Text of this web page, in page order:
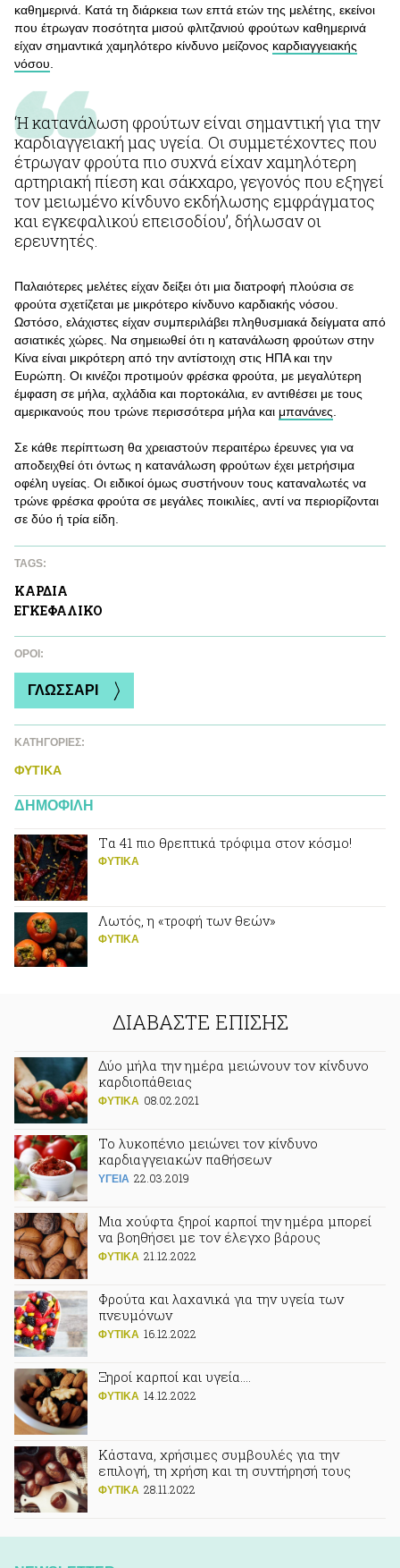
καθημερινά. Κατά τη διάρκεια των επτά ετών της μελέτης, εκείνοι
που έτρωγαν ποσότητα μισού φλιτζανιού φρούτων καθημερινά
είχαν σημαντικά χαμηλότερο κίνδυνο μείζονος καρδιαγγειακής
νόσου
‘Η κατανάλωση φρούτων είναι σημαντική για την
καρδιαγγειακή μας υγεία. Οι συμμετέχοντες που
έτρωγαν φρούτα πιο συχνά είχαν χαμηλότερη
αρτηριακή πίεση και σάκχαρο, γεγονός που εξηγεί
τον μειωμένο κίνδυνο εκδήλωσης εμφράγματος
και εγκεφαλικού επεισοδίου’, δήλωσαν οι
ερευνητές.
Παλαιότερες μελέτες είχαν δείξει ότι μια διατροφή πλούσια σε
φρούτα σχετίζεται με μικρότερο κίνδυνο καρδιακής νόσου.
Ωστόσο, ελάχιστες είχαν συμπεριλάβει πληθυσμιακά δείγματα από
ασιατικές χώρες. Να σημειωθεί ότι η κατανάλωση φρούτων στην
Κίνα είναι μικρότερη από την αντίστοιχη στις ΗΠΑ και την
Ευρώπη. Οι κινέζοι προτιμούν φρέσκα φρούτα, με μεγαλύτερη
έμφαση σε μήλα, αχλάδια και πορτοκάλια, εν αντιθέσει με τους
αμερικανούς που τρώνε περισσότερα μήλα και μπανάνες
Σε κάθε περίπτωση θα χρειαστούν περαιτέρω έρευνες για να
αποδειχθεί ότι όντως η κατανάλωση φρούτων έχει μετρήσιμα
οφέλη υγείας. Οι ειδικοί όμως συστήνουν τους καταναλωτές να
τρώνε φρέσκα φρούτα σε μεγάλες ποικιλίες, αντί να περιορίζονται
σε δύο ή τρία είδη.
TAGS:
ΚΑΡΔΙA
ΕΓΚΕΦΑΛΙΚΟ
ΌΡΟΙ:
ΓΛΩΣΣΑΡΙ
ΚΑΤΗΓΟΡΙΕΣ:
ΦΥΤΙΚA
ΔΗΜΟΦΙΛΗ
Tα 41 πιο θρεπτικά τρόφιμα στον κόσμο!
ΦΥΤΙΚA
Λωτός, η «τροφή των θεών»
ΦΥΤΙΚA
ΔΙΑΒΑΣΤΕ ΕΠΙΣΗΣ
Δύο μήλα την ημέρα μειώνουν τον κίνδυνο
καρδιοπάθειας
ΦΥΤΙΚA 08.02.2021
Το λυκοπένιο μειώνει τον κίνδυνο
καρδιαγγειακών παθήσεων
ΥΓΕΙΑ 22.03.2019
Μια χούφτα ξηροί καρποί την ημέρα μπορεί
να βοηθήσει με τον έλεγχο βάρους
ΦΥΤΙΚA 21.12.2022
Φρούτα και λαχανικά για την υγεία των
πνευμόνων
ΦΥΤΙΚA 16.12.2022
Ξηροί καρποί και υγεία….
ΦΥΤΙΚA 14.12.2022
Κάστανα, χρήσιμες συμβουλές για την
επιλογή, τη χρήση και τη συντήρησή τους
ΦΥΤΙΚA 28.11.2022